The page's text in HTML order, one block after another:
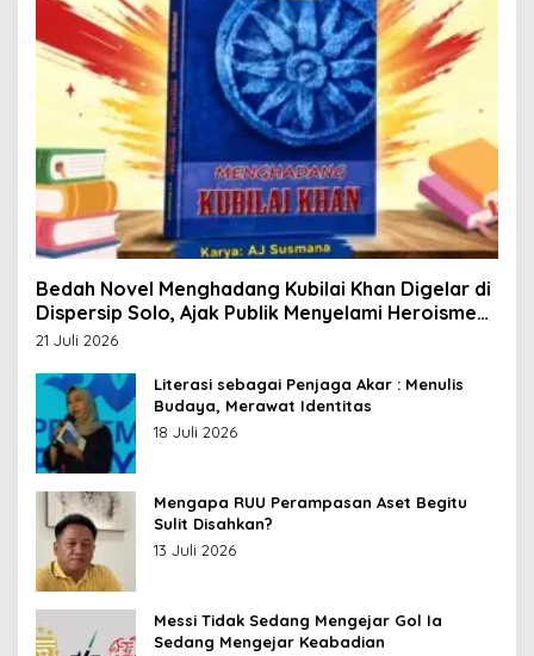
Bedah Novel Menghadang Kubilai Khan Digelar di
Dispersip Solo, Ajak Publik Menyelami Heroisme
Leluhur Nusantara
21 Juli 2026
Literasi sebagai Penjaga Akar : Menulis
Budaya, Merawat Identitas
18 Juli 2026
Mengapa RUU Perampasan Aset Begitu
Sulit Disahkan?
13 Juli 2026
Messi Tidak Sedang Mengejar Gol Ia
Sedang Mengejar Keabadian